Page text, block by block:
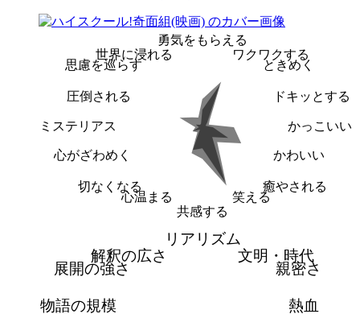
勇気をもらえる
ワクワクする
ときめく
ドキッとする
かっこいい
かわいい
癒やされる
笑える
共感する
心温まる
切なくなる
心がざわめく
ミステリアス
圧倒される
思慮を巡らす
世界に浸れる
リアリズム
文明・時代
親密さ
熱血
物語の規模
展開の強さ
解釈の広さ